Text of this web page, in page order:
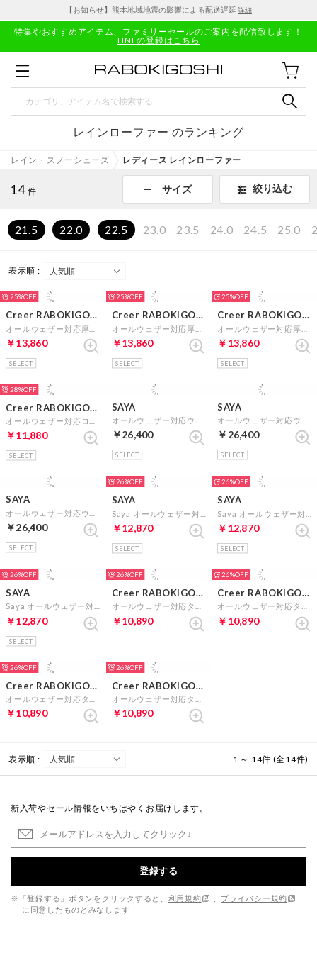
【お知らせ】熊本地域地震の影響による配送遅延 詳細
特集やおすすめアイテム、ファミリーセールのご案内を配信致します！
LINEの登録はこちら
レインローファー のランキング
レイン・スノーシューズ レディース レインローファー
14 件 サイズ 絞り込む
21.5 22.0 22.5 23.0 23.5 24.0 24.5 25.0
表示順 :
25%
Creer RABOKIGOSHI
￥13,860
SELECT
25%
Creer RABOKIGOSHI
￥13,860
SELECT
25%
Creer RABOKIGOSHI
￥13,860
SELECT
28%
Creer RABOKIGOSHI
￥11,880
SELECT
SAYA
￥26,400
SELECT
SAYA
￥26,400
SELECT
SAYA
￥26,400
SELECT
26%
SAYA
￥12,870
SELECT
26%
SAYA
￥12,870
SELECT
26%
SAYA
￥12,870
SELECT
26%
Creer RABOKIGOSHI
￥10,890
26%
Creer RABOKIGOSHI
￥10,890
26%
Creer RABOKIGOSHI
￥10,890
26%
Creer RABOKIGOSHI
￥10,890
表示順 : 1 ～ 14件 (全14件)
新入荷やセール情報をいちはやくお届けします。
登録する
※「登録する」ボタンをクリックすると、 利用規約
プライバシー規約
に同意したものとみなします